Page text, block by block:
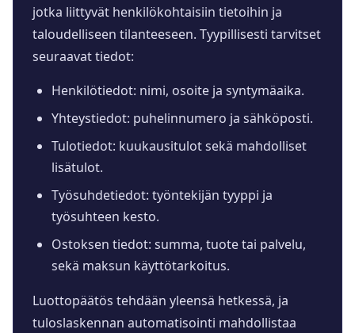
jotka liittyvät henkilökohtaisiin tietoihin ja
taloudelliseen tilanteeseen. Tyypillisesti tarvitset
seuraavat tiedot:
Henkilötiedot: nimi, osoite ja syntymäaika.
Yhteystiedot: puhelinnumero ja sähköposti.
Tulotiedot: kuukausitulot sekä mahdolliset
lisätulot.
Työsuhdetiedot: työntekijän tyyppi ja
työsuhteen kesto.
Ostoksen tiedot: summa, tuote tai palvelu,
sekä maksun käyttötarkoitus.
Luottopäätös tehdään yleensä hetkessä, ja
tuloslaskennan automatisointi mahdollistaa